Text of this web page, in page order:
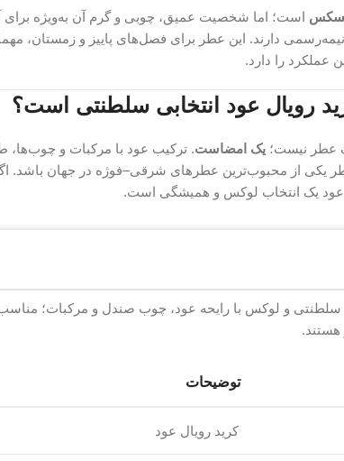
است؛ اما شخصیت عمیق، چوبی و گرم آن به‌ویژه برای
دارند. این عطر برای فصل‌های پاییز و زمستان،
عملکرد را دارد.
رویال عود انتخابی سلطنتی است؟
یک امضاست. ترکیب عود با مرکبات و چوب‌ها،
یکی از محبوب‌ترین عطرهای شرقی–فوژه در جهان باشد.
عود یک انتخاب لوکس و همیشگی است.
و لوکس با رایحه عود، چوب صندل و مرکبات؛ مناسب
هستند.
توضیحات
کرید رویال عود